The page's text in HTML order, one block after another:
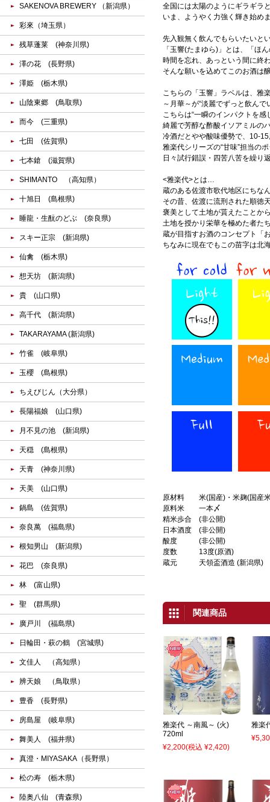
全国には太陽のようにギラギラ
いま、ようやく力強く輝き始め
先入観無く飲んでもらいたいと
「玉響(たまゆら)」とは、「ほ
時間を忘れ、あっという間に終
そんな願いを込めてこのお酒は
こちらの「玉響」ラベルは、雅
～月華～が“淡麗でずっと飲ん
こちらは“一瞬のインパクトを
綺麗で芳醇な酢酸イソアミルの
冷酒だとやや酸味優勢で、10-
雅楽代シリーズの“甘味”担当の
日々試行錯誤・四苦八苦を繰り
<雅楽代>とは…
蔵のある佐渡市歌代地区にちな
その昔、佐渡に流刑された順徳
褒美として土地が貰えたことか
土地を授かり栄華を極めた者た
蔵が目指すお酒のコンセプト「
ちなみに現在でもこの苗字は北
原材料
米(国産)・米麹(国産
原料米
一本〆
精米歩合
(非公開)
日本酒度
(非公開)
酸度
(非公開)
度数
13度(原酒)
蔵元
天領盃酒造 (新潟県)
関連商品
雅楽代 ～南風～ (火)
720ml
¥2,200(税込 ¥2,420)
雅楽
SAKENOVA BREWERY （新潟県）
彩來（埼玉県）
残草蓬莱 (神奈川県)
澤の花 (長野県)
澤姫 (栃木県)
山陰東郷 (鳥取県)
而今 (三重県)
七田 (佐賀県)
七本鎗 (滋賀県)
SHIMANTO （高知県）
十旭日 (島根県)
睡龍・生酛のどぶ (奈良県)
スキー正宗 (新潟県)
仙禽 (栃木県)
想天坊 (新潟県)
貴 (山口県)
高千代 (新潟県)
TAKARAYAMA (新潟県)
竹雀 (岐阜県)
玉櫻 (島根県)
ちえびじん（大分県）
長陽福娘 (山口県)
月不見の池 (新潟県)
天穏 (島根県)
天青 (神奈川県)
天美 (山口県)
鍋島 (佐賀県)
奈良萬 (福島県)
根知男山 (新潟県)
花巴 (奈良県)
林 (富山県)
聖 (群馬県)
廣戸川 (福島県)
日輪田・萩の鶴 (宮城県)
文佳人 （高知県）
辨天娘 （鳥取県）
豊香 (長野県)
房島屋 (岐阜県)
舞美人 (福井県)
真澄・MIYASAKA（長野県）
松の寿 (栃木県)
陸奥八仙 (青森県)